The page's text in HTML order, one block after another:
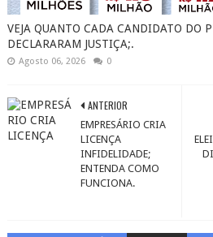
VEJA QUANTO CADA CANDIDATO DO
DECLARARAM JUSTIÇA;.
Agosto 06, 2026 0
ANTERIOR
EMPRESÁRIO CRIA
LICENÇA
INFIDELIDADE;
ENTENDA COMO
FUNCIONA.